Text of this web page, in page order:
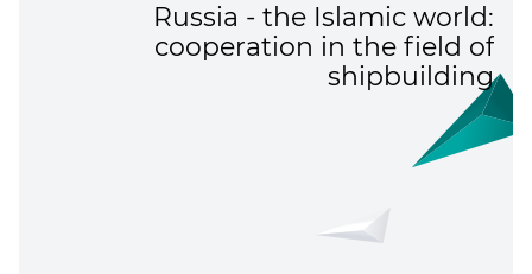
Russia - the Islamic world:
cooperation in the field of
shipbuilding